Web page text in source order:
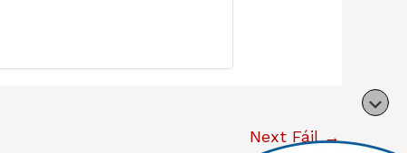
Next Fájl→